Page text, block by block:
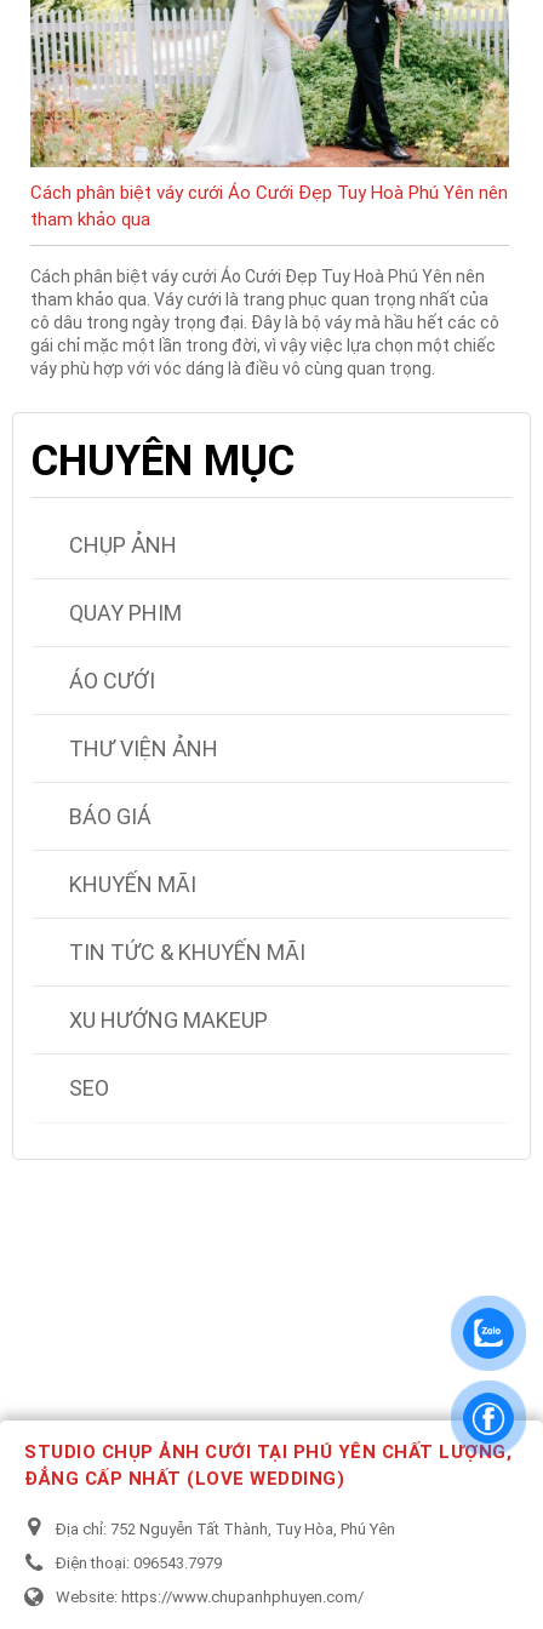
Cách phân biệt váy cưới Áo Cưới Đẹp Tuy Hoà Phú Yên nên
tham khảo qua
Cách phân biệt váy cưới Áo Cưới Đẹp Tuy Hoà Phú Yên nên
tham khảo qua. Váy cưới là trang phục quan trọng nhất của
cô dâu trong ngày trọng đại. Đây là bộ váy mà hầu hết các cô
gái chỉ mặc một lần trong đời, vì vậy việc lựa chọn một chiếc
váy phù hợp với vóc dáng là điều vô cùng quan trọng.
CHUYÊN MỤC
CHỤP ẢNH
QUAY PHIM
ÁO CƯỚI
THƯ VIỆN ẢNH
BÁO GIÁ
KHUYẾN MÃI
TIN TỨC & KHUYẾN MÃI
XU HƯỚNG MAKEUP
SEO
STUDIO CHỤP ẢNH CƯỚI TẠI PHÚ YÊN CHẤT LƯỢNG,
ĐẲNG CẤP NHẤT (LOVE WEDDING)
Địa chỉ: 752 Nguyễn Tất Thành, Tuy Hòa, Phú Yên
Điện thoại: 096543.7979
Website: https://www.chupanhphuyen.com/